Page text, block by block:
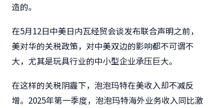
造的。
在5月12日中美日内瓦经贸会谈发布联合声明之前，
美对华的关税政策，对中美双边的影响都不可谓不
大，尤其是玩具行业的中小型企业承压巨大。
在这样的关税阴霾下，泡泡玛特在美收入却不减反
增。2025年第一季度，泡泡玛特海外业务收入同比激